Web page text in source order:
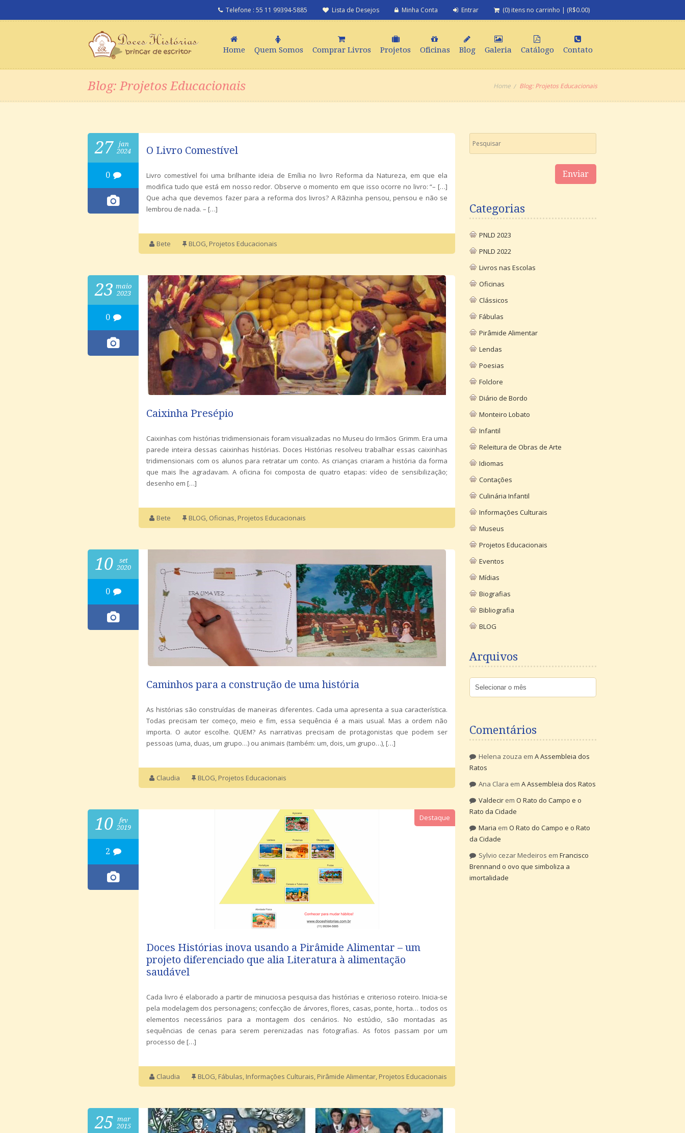
Telefone : 55 11 99394-5885 Lista de Desejos Minha Conta Entrar (0) itens no carrinho | (R$0.00)
Home Quem Somos Comprar Livros Projetos Oficinas Blog Galeria Catálogo Contato
Blog: Projetos Educacionais Home Blog: Projetos Educacionais
27
jan
2024
0
O Livro Comestível
Livro comestível foi uma brilhante ideia de Emília no livro Reforma da Natureza, em que ela
modifica tudo que está em nosso redor. Observe o momento em que isso ocorre no livro: “– […]
Que acha que devemos fazer para a reforma dos livros? A Rãzinha pensou, pensou e não se
lembrou de nada. – […]
Bete BLOG, Projetos Educacionais
23 maio
2023
0
Caixinha Presépio
Caixinhas com histórias tridimensionais foram visualizadas no Museu do Irmãos Grimm. Era uma
parede inteira dessas caixinhas histórias. Doces Histórias resolveu trabalhar essas caixinhas
tridimensionais com os alunos para retratar um conto. As crianças criaram a história da forma
que mais lhe agradavam. A oficina foi composta de quatro etapas: vídeo de sensibilização;
desenho em […]
Bete BLOG, Oficinas, Projetos Educacionais
10
set
2020
0
Caminhos para a construção de uma história
As histórias são construídas de maneiras diferentes. Cada uma apresenta a sua característica.
Todas precisam ter começo, meio e fim, essa sequência é a mais usual. Mas a ordem não
importa. O autor escolhe. QUEM? As narrativas precisam de protagonistas que podem ser
pessoas (uma, duas, um grupo…) ou animais (também: um, dois, um grupo…), […]
Claudia BLOG, Projetos Educacionais
10
fev
2019
2
Destaque
Doces Histórias inova usando a Pirâmide Alimentar – um
projeto diferenciado que alia Literatura à alimentação
saudável
Cada livro é elaborado a partir de minuciosa pesquisa das histórias e criterioso roteiro. Inicia-se
pela modelagem dos personagens; confecção de árvores, flores, casas, ponte, horta… todos os
elementos necessários para a montagem dos cenários. No estúdio, são montadas as
sequências de cenas para serem perenizadas nas fotografias. As fotos passam por um
processo de […]
Claudia BLOG, Fábulas, Informações Culturais, Pirâmide Alimentar, Projetos Educacionais
25 mar
2015
Categorias
PNLD 2023
PNLD 2022
Livros nas Escolas
Oficinas
Clássicos
Fábulas
Pirâmide Alimentar
Lendas
Poesias
Folclore
Diário de Bordo
Monteiro Lobato
Infantil
Releitura de Obras de Arte
Idiomas
Contações
Culinária Infantil
Informações Culturais
Museus
Projetos Educacionais
Eventos
Mídias
Biografias
Bibliografia
BLOG
Arquivos
Comentários
Helena zouza em A Assembleia dos
Ratos
Ana Clara em A Assembleia dos Ratos
Valdecir em O Rato do Campo e o
Rato da Cidade
Maria em O Rato do Campo e o Rato
da Cidade
Sylvio cezar Medeiros em Francisco
Brennand o ovo que simboliza a
imortalidade